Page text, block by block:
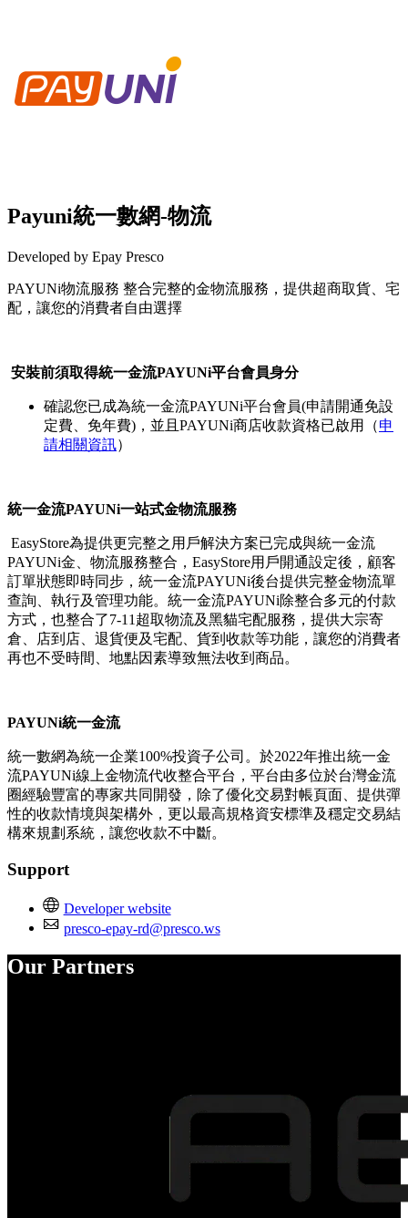
Payuni統一數網-物流
Developed by Epay Presco
PAYUNi物流服務 整合完整的金物流服務，提供超商取貨、宅
配，讓您的消費者自由選擇
安裝前須取得統一金流PAYUNi平台會員身分
確認您已成為統一金流PAYUNi平台會員(申請開通免設
定費、免年費)，並且PAYUNi商店收款資格已啟用（申
請相關資訊）
統一金流PAYUNi一站式金物流服務
EasyStore為提供更完整之用戶解決方案已完成與統一金流
PAYUNi金、物流服務整合，EasyStore用戶開通設定後，顧客
訂單狀態即時同步，統一金流PAYUNi後台提供完整金物流單
查詢、執行及管理功能。統一金流PAYUNi除整合多元的付款
方式，也整合了7-11超取物流及黑貓宅配服務，提供大宗寄
倉、店到店、退貨便及宅配、貨到收款等功能，讓您的消費者
再也不受時間、地點因素導致無法收到商品。
PAYUNi統一金流
統一數網為統一企業100%投資子公司。於2022年推出統一金
流PAYUNi線上金物流代收整合平台，平台由多位於台灣金流
圈經驗豐富的專家共同開發，除了優化交易對帳頁面、提供彈
性的收款情境與架構外，更以最高規格資安標準及穩定交易結
構來規劃系統，讓您收款不中斷。
Support
Developer website
presco-epay-rd@presco.ws
Our Partners